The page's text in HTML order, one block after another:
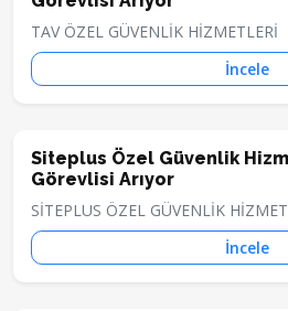
TAV ÖZEL GÜVENLİK HİZMETLERİ
İncele
Siteplus Özel Güvenlik
Görevlisi Arıyor
SİTEPLUS ÖZEL GÜVENLİK
İncele